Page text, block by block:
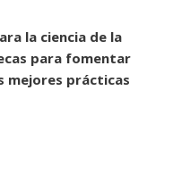
la ciencia de la
para fomentar
mejores prácticas